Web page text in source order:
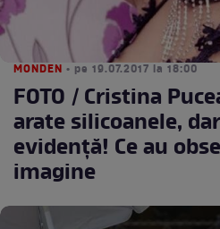
MONDEN • pe 19.07.2017 la 18:00
FOTO / Cristina
arate silicoanele,
evidenţă! Ce au
imagine